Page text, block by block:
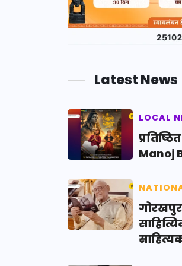
Latest News
LOCAL
Manoj